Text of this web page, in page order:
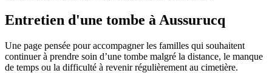
Entretien d'une tombe à Aussurucq
Une page pensée pour accompagner les familles qui souhaitent
continuer à prendre soin d’une tombe malgré la distance, le manque
de temps ou la difficulté à revenir régulièrement au cimetière.